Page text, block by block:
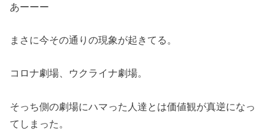
あーーー
まさに今その通りの現象が起きてる。
コロナ劇場、ウクライナ劇場。
そっち側の劇場にハマった人達とは価値観が真逆になっ
てしまった。